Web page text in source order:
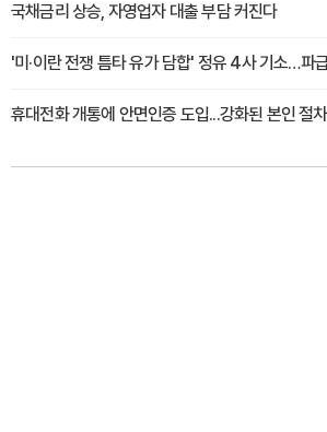
국채금리 상승, 자영업자 대출 부담 커진다
'미·이란 전쟁 틈타 유가 담합' 정유 4사 기소…파
휴대전화 개통에 안면인증 도입...강화된 본인 절